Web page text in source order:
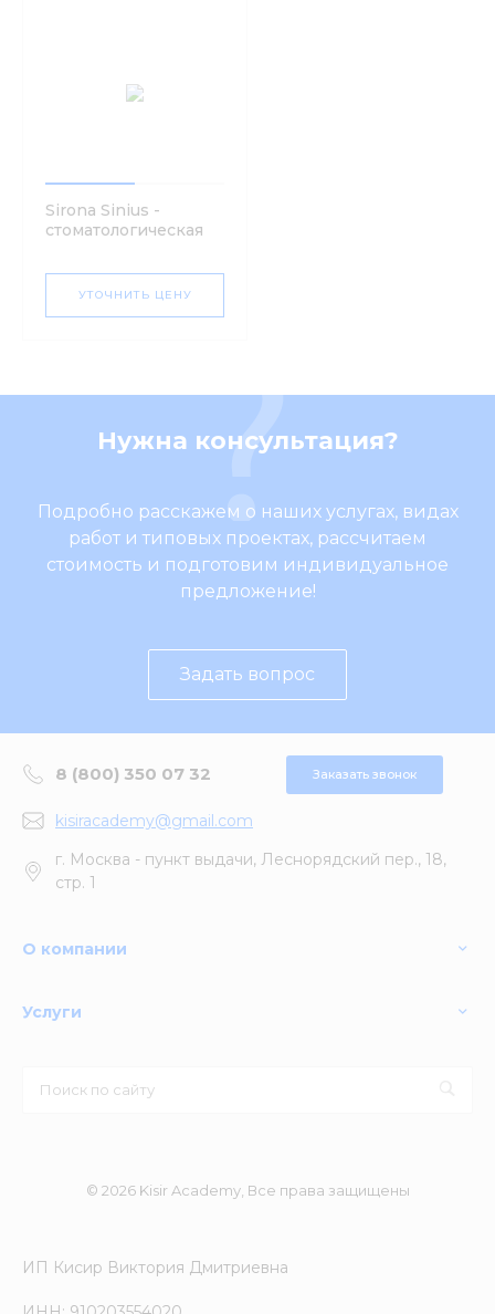
Sirona Sinius -
стоматологическая
УТОЧНИТЬ ЦЕНУ
Нужна консультация?
Подробно расскажем о наших услугах, видах
работ и типовых проектах, рассчитаем
стоимость и подготовим индивидуальное
предложение!
Задать вопрос
8 (800) 350 07 32 Заказать звонок
kisiracademy@gmail.com
г. Москва - пункт выдачи, Леснорядский пер., 18,
стр. 1
О компании
Услуги
© 2026 Kisir Academy, Все права защищены
ИП Кисир Виктория Дмитриевна